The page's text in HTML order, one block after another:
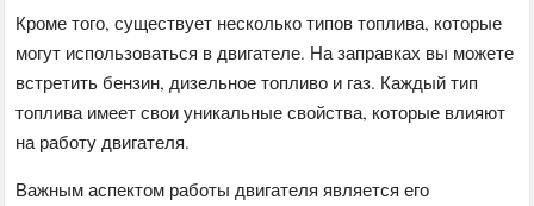
Кроме того, существует несколько типов топлива, которые
могут использоваться в двигателе. На заправках вы можете
встретить бензин, дизельное топливо и газ. Каждый тип
топлива имеет свои уникальные свойства, которые влияют
на работу двигателя.
Важным аспектом работы двигателя является его